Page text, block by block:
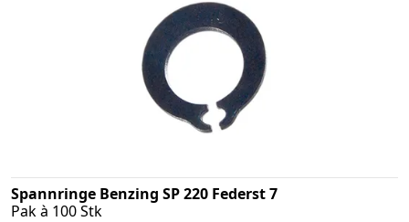
Spannringe Benzing SP 220 Federst 7
Pak à 100 Stk